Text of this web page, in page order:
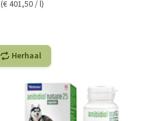
(€ 401,50 / l)
Herhaal